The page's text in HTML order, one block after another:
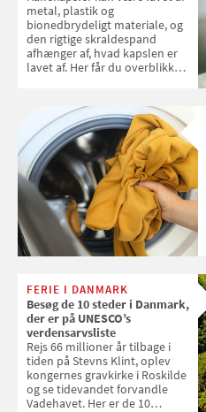
metal, plastik og
bionedbrydeligt materiale, og
den rigtige skraldespand
afhænger af, hvad kapslen er
lavet af. Her får du overblikket
FERIE I DANMARK
Besøg de 10 steder i Danmark,
der er på UNESCO’s
verdensarvsliste
Rejs 66 millioner år tilbage i
tiden på Stevns Klint, oplev
kongernes gravkirke i Roskilde
og se tidevandet forvandle
Vadehavet. Her er de 10